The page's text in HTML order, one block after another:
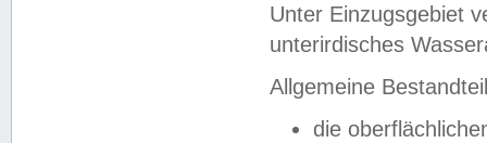
Unter Einzugsgebiet
unterirdisches
Allgemeine
die